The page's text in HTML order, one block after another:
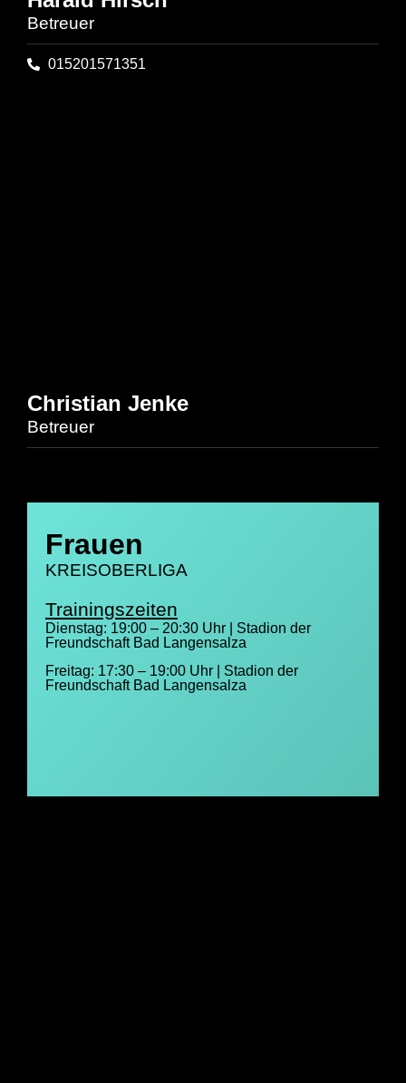
Betreuer
015201571351
Christian Jenke
Betreuer
Frauen
KREISOBERLIGA
Trainingszeiten
Dienstag: 19:00 – 20:30 Uhr | Stadion der
Freundschaft Bad Langensalza
Freitag: 17:30 – 19:00 Uhr | Stadion der
Freundschaft Bad Langensalza